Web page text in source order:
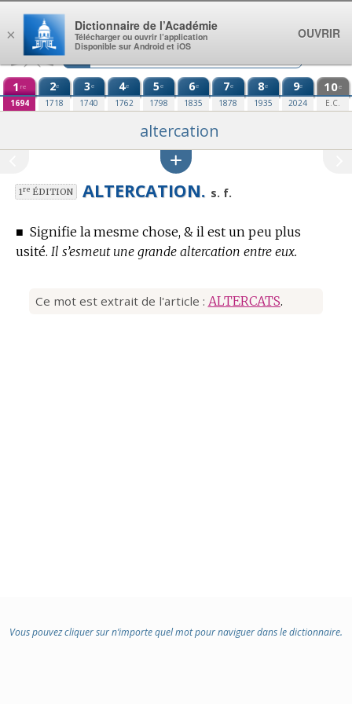
Aller au contenu
1 re
1694
2e
1718
3e
1740
4e
1762
5e
1798
6e
1835
7e
1878
8e
1935
9e
2024
10e
E.C.
altercation
1reÉDITION ALTERCATION. s. f.
■ Signifie la mesme chose, & il est un peu plus
usité. Il s’esmeut une grande altercation entre eux.
Ce mot est extrait de l'article : ALTERCATS.
Vous pouvez cliquer sur n’importe quel mot pour naviguer dans le dictionnaire.
×
Dictionnaire de l’Académie
Télécharger ou ouvrir l’application
Disponible sur Android et iOS
OUVRIR